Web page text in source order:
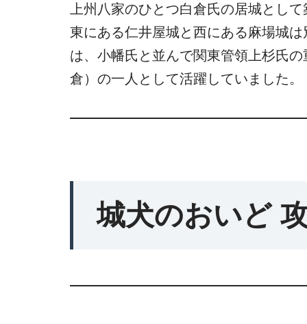
上州八家のひとつ白倉氏の居城とし
東にある仁井屋城と西にある麻場城
は、小幡氏と並んで関東管領上杉氏
倉）の一人として活躍していました。
城犬のおいど